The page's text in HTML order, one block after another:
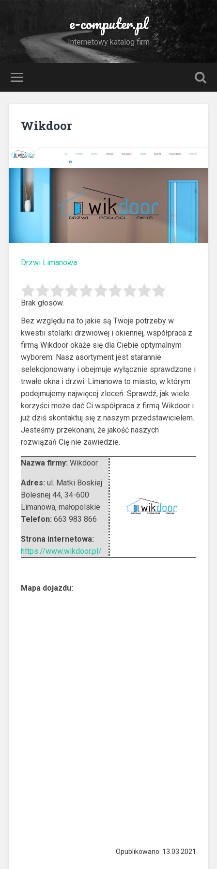
e-computer.pl
Internetowy katalog firm
Wikdoor
Drzwi Limanowa
Brak głosów.
Bez względu na to jakie są Twoje potrzeby w
kwestii stolarki drzwiowej i okiennej, współpraca z
firmą Wikdoor okaże się dla Ciebie optymalnym
wyborem. Nasz asortyment jest starannie
selekcjonowany i obejmuje wyłącznie sprawdzone i
trwałe okna i drzwi. Limanowa to miasto, w którym
podejmujemy najwięcej zleceń. Sprawdź, jak wiele
korzyści może dać Ci współpraca z firmą Wikdoor i
już dziś skontaktuj się z naszym przedstawicielem.
Jesteśmy przekonani, że jakość naszych
rozwiązań Cię nie zawiedzie.
Nazwa firmy: Wikdoor
Adres: ul. Matki Boskiej
Bolesnej 44, 34-600
Limanowa, małopolskie
Telefon: 663 983 866
Strona internetowa:
https://www.wikdoor.pl/
Mapa dojazdu:
Opublikowano: 13.03.2021